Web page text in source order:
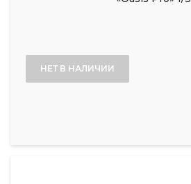
НЕТ В НАЛИЧИИ